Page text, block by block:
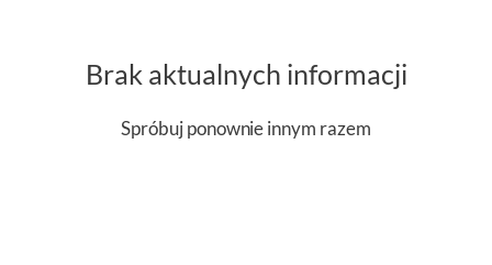
Brak aktualnych informacji
Spróbuj ponownie innym razem